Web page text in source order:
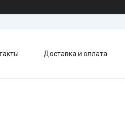
Доставка и оплата